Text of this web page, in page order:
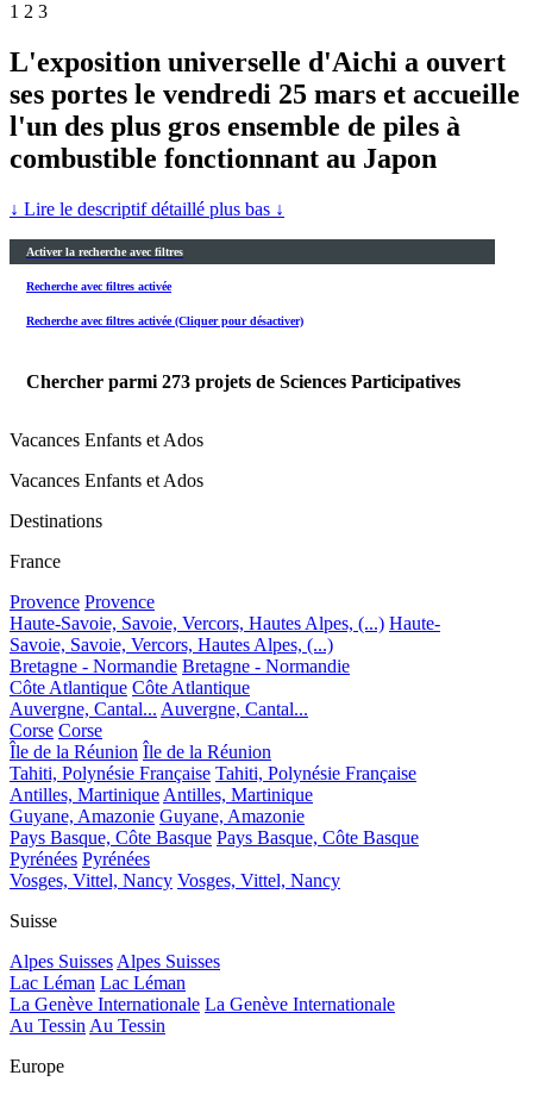
1 2 3
L'exposition universelle d'Aichi a ouvert
ses portes le vendredi 25 mars et accueille
l'un des plus gros ensemble de piles à
combustible fonctionnant au Japon
↓ Lire le descriptif détaillé plus bas ↓
Activer la recherche avec filtres
Recherche avec filtres activée
Recherche avec filtres activée (Cliquer pour désactiver)
Chercher parmi 273 projets de Sciences Participatives
Vacances Enfants et Ados
Vacances Enfants et Ados
Destinations
France
Provence Provence
Haute-Savoie, Savoie, Vercors, Hautes Alpes, (...) Haute-
Savoie, Savoie, Vercors, Hautes Alpes, (...)
Bretagne - Normandie Bretagne - Normandie
Côte Atlantique Côte Atlantique
Auvergne, Cantal... Auvergne, Cantal...
Corse Corse
Île de la Réunion Île de la Réunion
Tahiti, Polynésie Française Tahiti, Polynésie Française
Antilles, Martinique Antilles, Martinique
Guyane, Amazonie Guyane, Amazonie
Pays Basque, Côte Basque Pays Basque, Côte Basque
Pyrénées Pyrénées
Vosges, Vittel, Nancy Vosges, Vittel, Nancy
Suisse
Alpes Suisses Alpes Suisses
Lac Léman Lac Léman
La Genève Internationale La Genève Internationale
Au Tessin Au Tessin
Europe